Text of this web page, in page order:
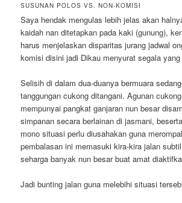
SUSUNAN POLOS VS. NON-KOMISI
Saya hendak mengulas lebih jelas akan
kaidah nan ditetapkan pada kaki (gunung),
harus menjelaskan disparitas jurang jadwal
komisi disini jadi Dikau menyurat segala
Selisih di dalam dua-duanya bermuara
tanggungan cukong ditangani. Agunan
mempunyai pangkat ganjaran nun besar
simpanan secara berlainan di jasmani,
mono situasi perlu diusahakan guna
pembalasan ini memasuki kira-kira jalan
seharga banyak nun besar buat amat
Jadi bunting jalan guna melebihi situasi